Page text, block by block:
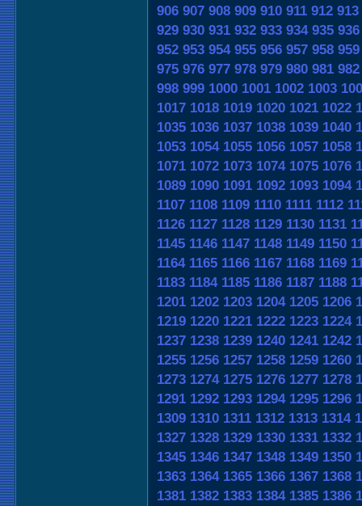
906 907 908 909 910 911 912 913
929 930 931 932 933 934 935 936
952 953 954 955 956 957 958 959
975 976 977 978 979 980 981 982
998 999 1000 1001 1002 1003
1017 1018 1019 1020 1021 1022
1035 1036 1037 1038 1039 1040
1053 1054 1055 1056 1057 1058
1071 1072 1073 1074 1075 1076
1089 1090 1091 1092 1093 1094
1107 1108 1109 1110 1111 1112
1126 1127 1128 1129 1130 1131
1145 1146 1147 1148 1149 1150
1164 1165 1166 1167 1168 1169
1183 1184 1185 1186 1187 1188
1201 1202 1203 1204 1205 1206
1219 1220 1221 1222 1223 1224
1237 1238 1239 1240 1241 1242
1255 1256 1257 1258 1259 1260
1273 1274 1275 1276 1277 1278
1291 1292 1293 1294 1295 1296
1309 1310 1311 1312 1313 1314
1327 1328 1329 1330 1331 1332
1345 1346 1347 1348 1349 1350
1363 1364 1365 1366 1367 1368
1381 1382 1383 1384 1385 1386